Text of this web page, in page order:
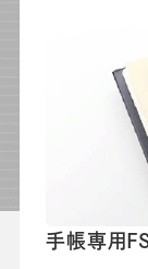
手帳専用